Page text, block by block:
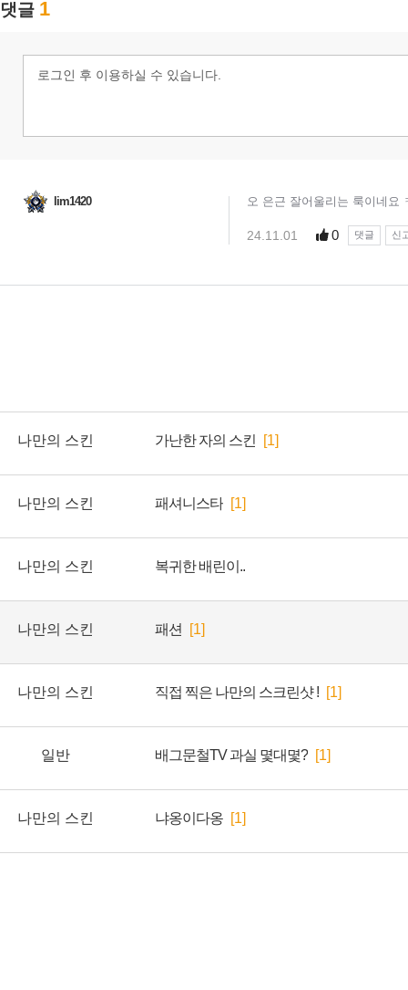
나만의 스킨 가난한 자의 스킨 [1]
나만의 스킨 패셔니스타 [1]
나만의 스킨 복귀한 배린이..
나만의 스킨 패션 [1]
나만의 스킨 직접 찍은 나만의 스크린샷 ! [1]
일반 배그문철TV 과실 몇대몇? [1]
나만의 스킨 냐옹이다옹 [1]